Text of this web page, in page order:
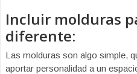
Incluir molduras
diferente:
Las molduras son algo simple,
aportar personalidad a un